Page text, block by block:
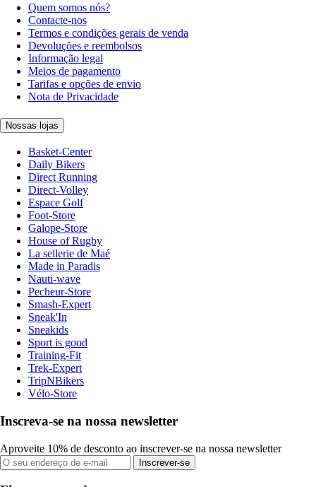
Quem somos nós?
Contacte-nos
Termos e condições gerais de venda
Devoluções e reembolsos
Informação legal
Meios de pagamento
Tarifas e opções de envio
Nota de Privacidade
Nossas lojas
Basket-Center
Daily Bikers
Direct Running
Direct-Volley
Espace Golf
Foot-Store
Galope-Store
House of Rugby
La sellerie de Maé
Made in Paradis
Nauti-wave
Pecheur-Store
Smash-Expert
Sneak'In
Sneakids
Sport is good
Training-Fit
Trek-Expert
TripNBikers
Vélo-Store
Inscreva-se na nossa newsletter
Aproveite 10% de desconto ao inscrever-se na nossa newsletter
Inscrever-se